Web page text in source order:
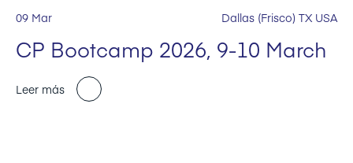
09 Mar Dallas (Frisco) TX USA
CP Bootcamp 2026, 9-10 March
Leer más